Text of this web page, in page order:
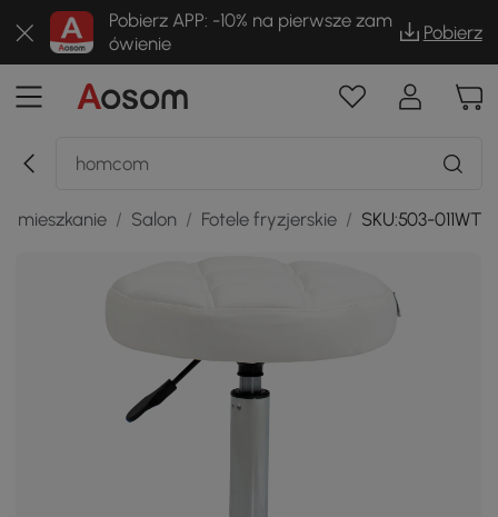
Pobierz APP: -10% na pierwsze zam
ówienie
Pobierz
i mieszkanie / Salon / Fotele fryzjerskie / SKU:503-011WT